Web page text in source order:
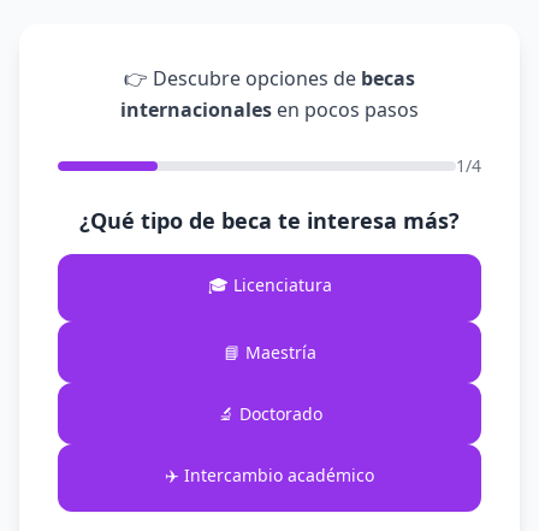
👉 Descubre opciones de becas
internacionales en pocos pasos
1/4
¿Qué tipo de beca te interesa más?
🎓 Licenciatura
📘 Maestría
🔬 Doctorado
✈️ Intercambio académico